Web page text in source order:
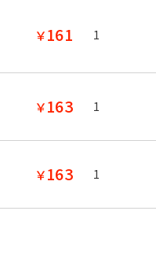
￥161 1
￥163 1
￥163 1